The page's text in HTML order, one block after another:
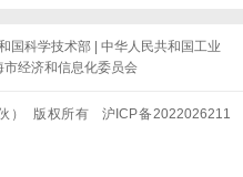
国科学技术部 |中华人民共和国工业
市经济和信息化委员会
） 版权所有 沪ICP备2022026211